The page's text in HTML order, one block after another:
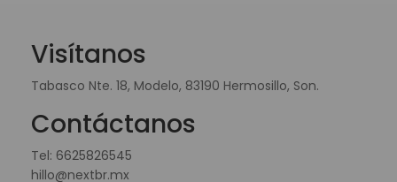
Visítanos
Tabasco Nte. 18, Modelo, 83190 Hermosillo, Son.
Contáctanos
Tel: 6625826545
hillo@nextbr.mx